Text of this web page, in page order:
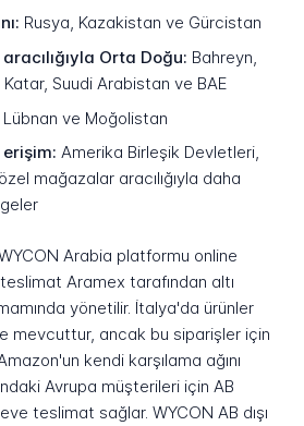
Rusya, Kazakistan ve Gürcistan
Orta Doğu: Bahreyn,
Suudi Arabistan ve BAE
Lübnan ve Moğolistan
erişim: Amerika Birleşik Devletleri,
mağazalar aracılığıyla daha
Arabia platformu online
Aramex tarafından altı
yönetilir. İtalya'da ürünler
mevcuttur, ancak bu siparişler için
kendi karşılama ağını
Avrupa müşterileri için AB
teslimat sağlar. WYCON AB dışı